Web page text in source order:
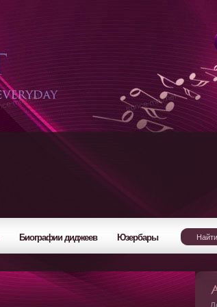
Биографии диджеев Юзербары